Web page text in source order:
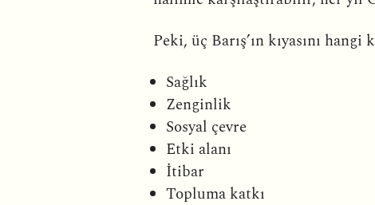
Peki, üç Barış’ın kıyasını
Sağlık
Zenginlik
Sosyal çevre
Etki alanı
İtibar
Topluma katkı